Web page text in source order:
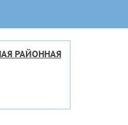
РАЙОННАЯ